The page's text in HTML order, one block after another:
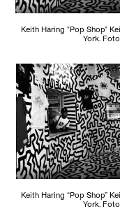
Keith Haring "Pop Shop"
York.
Keith Haring “Pop Shop”
York.